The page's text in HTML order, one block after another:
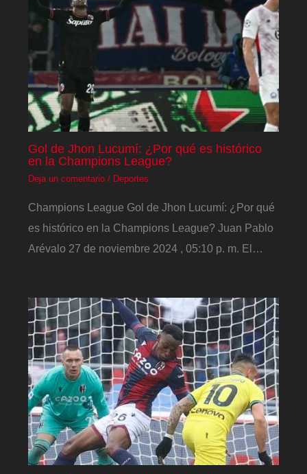
Gol de Jhon Lucumí: ¿Por qué es histórico
en la Champions League?
Deja un comentario / Deportes
Champions League Gol de Jhon Lucumí: ¿Por qué
es histórico en la Champions League? Juan Pablo
Arévalo 27 de noviembre 2024 , 05:10 p. m. El…